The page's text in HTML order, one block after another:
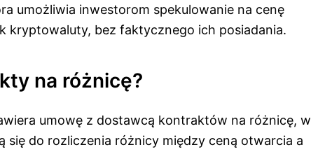
umożliwia inwestorom spekulowanie na cenę
kryptowaluty, bez faktycznego ich posiadania.
na różnicę?
umowę z dostawcą kontraktów na różnicę, w
się do rozliczenia różnicy między ceną otwarcia a